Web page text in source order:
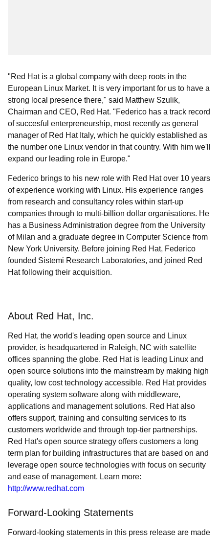
"Red Hat is a global company with deep roots in the
European Linux Market. It is very important for us to have a
strong local presence there," said Matthew Szulik,
Chairman and CEO, Red Hat. "Federico has a track record
of succesful enterpreneurship, most recently as general
manager of Red Hat Italy, which he quickly established as
the number one Linux vendor in that country. With him we'll
expand our leading role in Europe."
Federico brings to his new role with Red Hat over 10 years
of experience working with Linux. His experience ranges
from research and consultancy roles within start-up
companies through to multi-billion dollar organisations. He
has a Business Administration degree from the University
of Milan and a graduate degree in Computer Science from
New York University. Before joining Red Hat, Federico
founded Sistemi Research Laboratories, and joined Red
Hat following their acquisition.
About Red Hat, Inc.
Red Hat, the world's leading open source and Linux
provider, is headquartered in Raleigh, NC with satellite
offices spanning the globe. Red Hat is leading Linux and
open source solutions into the mainstream by making high
quality, low cost technology accessible. Red Hat provides
operating system software along with middleware,
applications and management solutions. Red Hat also
offers support, training and consulting services to its
customers worldwide and through top-tier partnerships.
Red Hat's open source strategy offers customers a long
term plan for building infrastructures that are based on and
leverage open source technologies with focus on security
and ease of management. Learn more:
http://www.redhat.com
Forward-Looking Statements
Forward-looking statements in this press release are made